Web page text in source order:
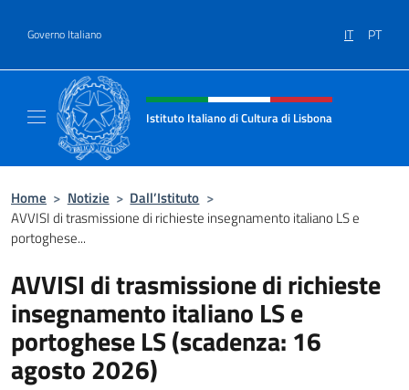
Governo Italiano IT PT
Intestazione sito, social e menù
Istituto Italiano di Cultura di Lisbona
Home > Notizie > Dall’Istituto >
AVVISI di trasmissione di richieste insegnamento italiano LS e
portoghese...
AVVISI di trasmissione di richieste
insegnamento italiano LS e
portoghese LS (scadenza: 16
agosto 2026)